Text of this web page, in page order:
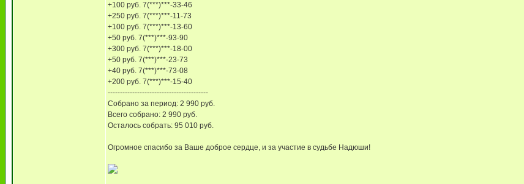
+100 руб. 7(***)***-33-46
+250 руб. 7(***)***-11-73
+100 руб. 7(***)***-13-60
+50 руб. 7(***)***-93-90
+300 руб. 7(***)***-18-00
+50 руб. 7(***)***-23-73
+40 руб. 7(***)***-73-08
+200 руб. 7(***)***-15-40
-----------------------------------------
Собрано за период: 2 990 руб.
Всего собрано: 2 990 руб.
Осталось собрать: 95 010 руб.
Огромное спасибо за Ваше доброе сердце, и за участие в судьбе Надюши!